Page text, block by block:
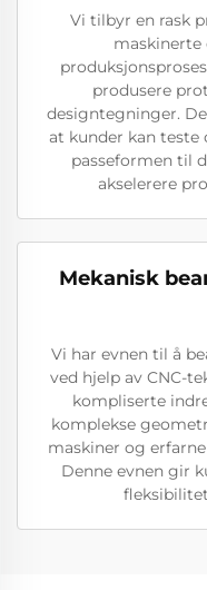
Vi tilbyr en rask
maskinerte
produsere
designtegninger.
at kunder kan
passeformen til
akselerere
Mekanisk
Vi har evnen til å
ved hjelp av CNC-
kompliserte
komplekse
maskiner og
Denne evnen gir